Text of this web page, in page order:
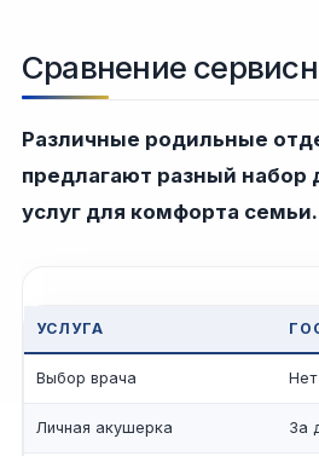
Сравнение
Различные родильные
предлагают разный набор
услуг для комфорта семьи.
УСЛУГА
Выбор врача Нет
Личная акушерка За